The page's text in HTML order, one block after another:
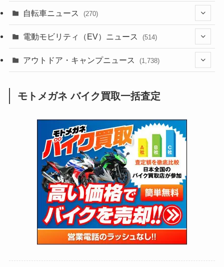
(639)
(118)
(60)
(31)
(51)
(34)
(5)
(12)
(64)
(109)
(252)
(38)
(24)
(16)
(25)
(24)
(47)
(15)
(5)
(249)
(64)
(16)
(62)
(4)
(6)
(17)
(5)
(306)
(6,958)
(2,474)
(249)
(1,226)
(12)
(131)
(38)
(131)
(167)
(85)
(21)
(61)
(171)
(98)
(13)
(60)
(274)
(171)
(38)
(47)
(59)
(66)
(16)
(141)
(255)
(204)
(1,142)
(166)
(23)
(33)
(34)
(35)
(41)
(415)
(16)
(186)
(137)
(74)
(2,744)
(126)
(170)
自転車ニュース (270)
(54)
(211)
電動モビリティ（EV）ニュース (514)
(132)
(171)
(118)
(27)
アウトドア・キャンプニュース (1,738)
(1,605)
(147)
(13)
(19)
(12)
(16)
モトメガネ バイク買取一括査定